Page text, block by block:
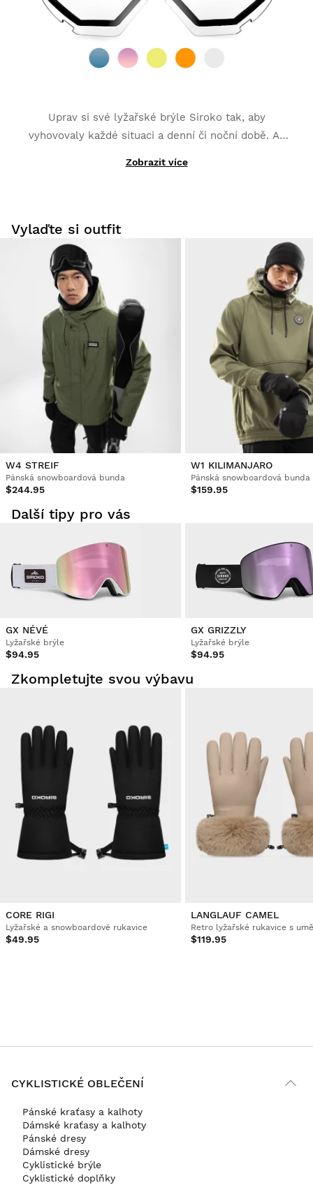
Uprav si své lyžařské brýle Siroko tak, aby
vyhovovaly každé situaci a denní či noční době. Až
Díky nim si zajistíš skvělý výhled za každého počasí.
Zobrazit více
Vylaďte si outfit
W4 STREIF
Pánská snowboardová bunda
$244.95
W1 KILIMANJARO
Pánská snowboardová bunda
$159.95
Další tipy pro vás
GX NÉVÉ
Lyžařské brýle
$94.95
GX GRIZZLY
Lyžařské brýle
$94.95
Zkompletujte svou výbavu
CORE RIGI
Lyžařské a snowboardové rukavice
$49.95
LANGLAUF CAMEL
$119.95
CYKLISTICKÉ OBLEČENÍ
Pánské kraťasy a kalhoty
Dámské kraťasy a kalhoty
Pánské dresy
Dámské dresy
Cyklistické brýle
Cyklistické doplňky